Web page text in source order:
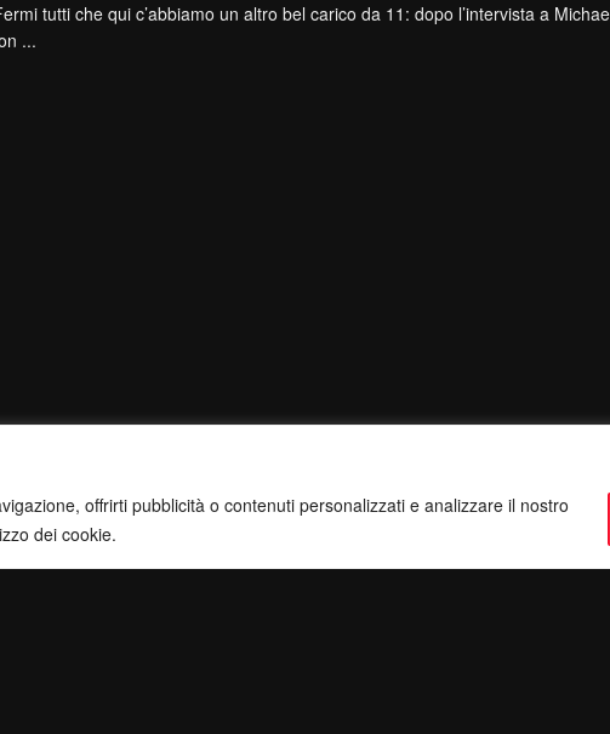
offrirti pubblicità o contenuti personalizzati e analizzare il nostro
dei cookie.
tutti che qui c’abbiamo un altro bel carico da 11: dopo l’intervista a
...